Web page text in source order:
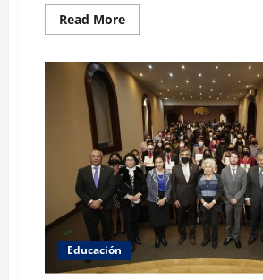
Read MoreRead
more
la
presea
“Luis
Rivera
Terrazas”
Educación